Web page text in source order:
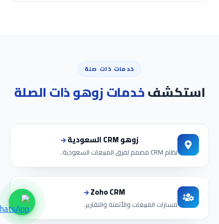
خدمات ذات صلة
استكشفخدمات زوهو ذات الصلة
زوهو CRM السعودية
نظام CRM مصمم لفرق المبيعات السعودية.
Zoho CRM
مسارات المبيعات والأتمتة والتقارير.